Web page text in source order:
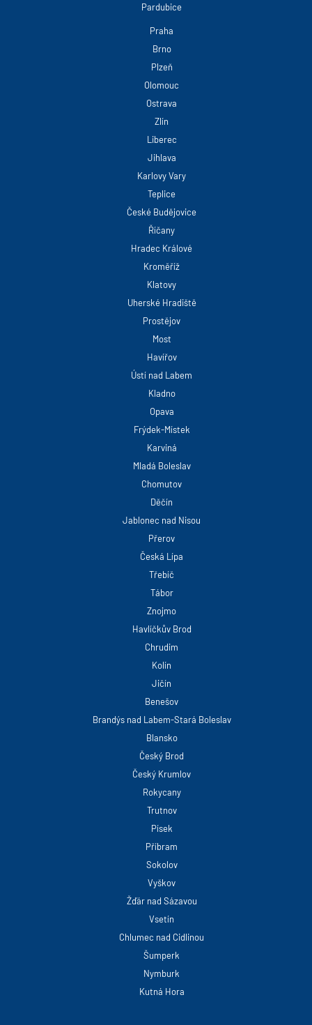
Pardubice
Praha
Brno
Plzeň
Olomouc
Ostrava
Zlín
Liberec
Jihlava
Karlovy Vary
Teplice
České Budějovice
Říčany
Hradec Králové
Kroměříž
Klatovy
Uherské Hradiště
Prostějov
Most
Havířov
Ústí nad Labem
Kladno
Opava
Frýdek-Místek
Karviná
Mladá Boleslav
Chomutov
Děčín
Jablonec nad Nisou
Přerov
Česká Lípa
Třebíč
Tábor
Znojmo
Havlíčkův Brod
Chrudim
Kolín
Jičín
Benešov
Brandýs nad Labem-Stará Boleslav
Blansko
Český Brod
Český Krumlov
Rokycany
Trutnov
Písek
Příbram
Sokolov
Vyškov
Žďár nad Sázavou
Vsetín
Chlumec nad Cidlinou
Šumperk
Nymburk
Kutná Hora